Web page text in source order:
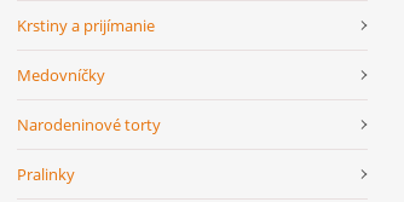
Krstiny a prijímanie
Medovníčky
Narodeninové torty
Pralinky